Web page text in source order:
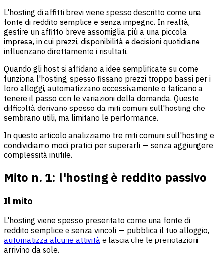
L'hosting di affitti brevi viene spesso descritto come una
fonte di reddito semplice e senza impegno. In realtà,
gestire un affitto breve assomiglia più a una piccola
impresa, in cui prezzi, disponibilità e decisioni quotidiane
influenzano direttamente i risultati.
Quando gli host si affidano a idee semplificate su come
funziona l'hosting, spesso fissano prezzi troppo bassi per i
loro alloggi, automatizzano eccessivamente o faticano a
tenere il passo con le variazioni della domanda. Queste
difficoltà derivano spesso da miti comuni sull'hosting che
sembrano utili, ma limitano le performance.
In questo articolo analizziamo tre miti comuni sull'hosting e
condividiamo modi pratici per superarli — senza aggiungere
complessità inutile.
Mito n. 1: l'hosting è reddito passivo
Il mito
L'hosting viene spesso presentato come una fonte di
reddito semplice e senza vincoli — pubblica il tuo alloggio,
automatizza alcune attività e lascia che le prenotazioni
arrivino da sole.